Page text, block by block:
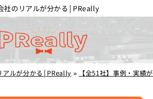
社のリアルが分かる│PReally
アルが分かる│PReally » 【全51社】事例・実績